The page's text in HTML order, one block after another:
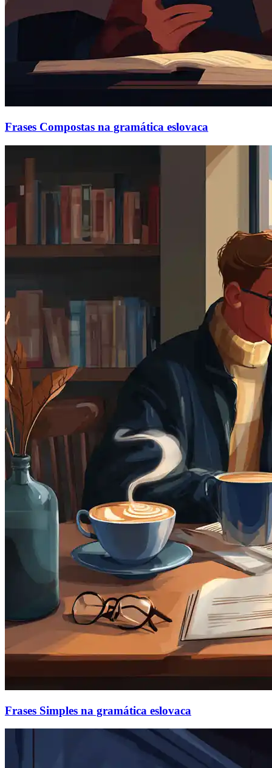
Frases Compostas na gramática eslovaca
Frases Simples na gramática eslovaca